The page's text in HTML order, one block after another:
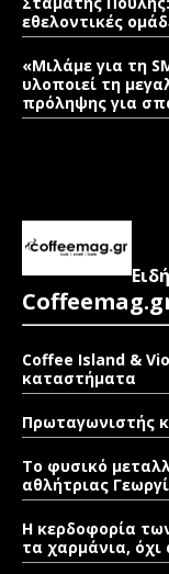
εθελοντικές
«Μιλάμε για τη
υλοποιεί τη
πρόληψης για
Coffee Island &
καταστήματα
Πρωταγωνιστής
Το φυσικό
αθλήτριας
Η κερδοφορία
τα χαρμάνια, όχι